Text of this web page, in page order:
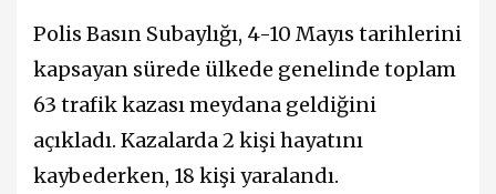
Polis Basın Subaylığı, 4-10 Mayıs tarihlerini
kapsayan sürede ülkede genelinde toplam
63 trafik kazası meydana geldiğini
açıkladı. Kazalarda 2 kişi hayatını
kaybederken, 18 kişi yaralandı.